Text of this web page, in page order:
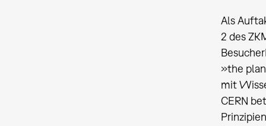
Als
2 des
»the
mit
CERN